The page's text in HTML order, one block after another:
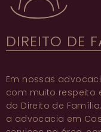
DIREITO DE
Em nossas
com muito respeito
do Direito de Família
a advocacia em